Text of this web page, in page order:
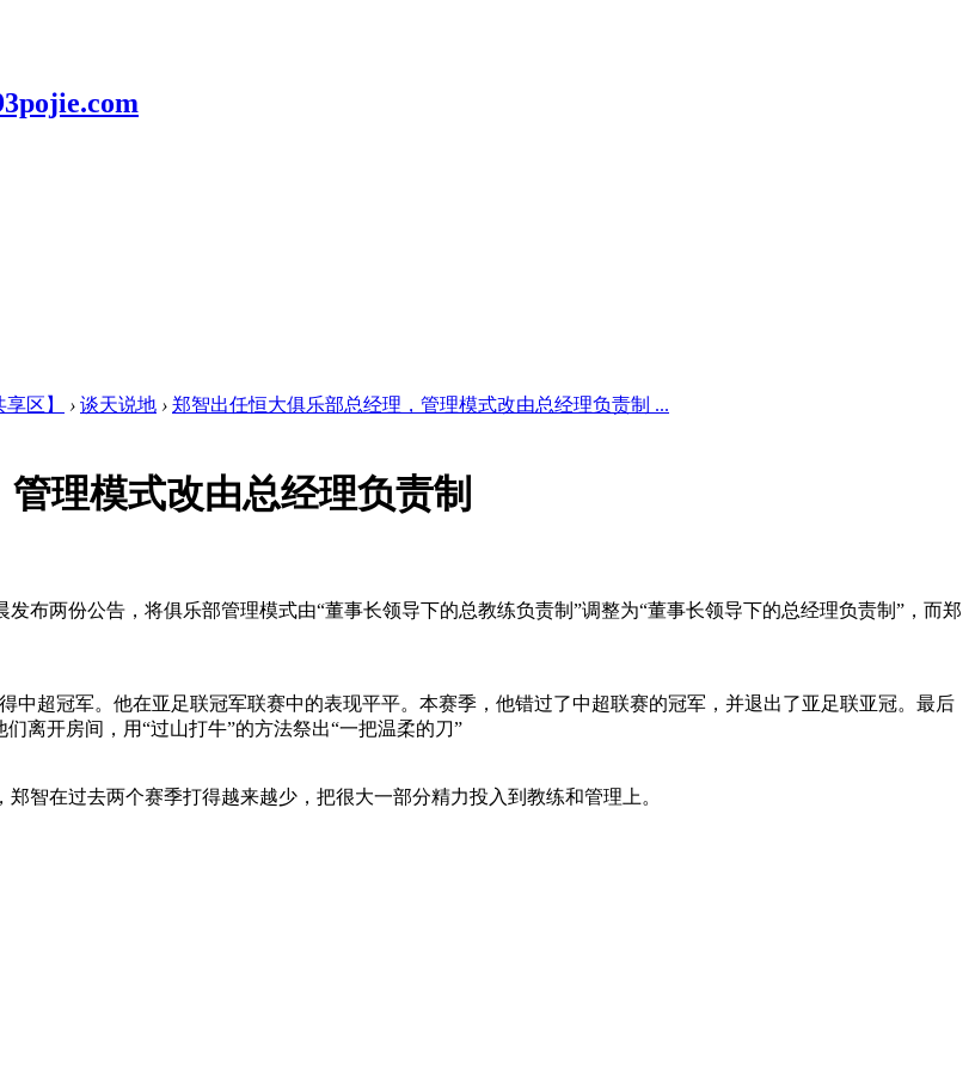
享区】 › 谈天说地 › 郑智出任恒大俱乐部总经理，管理模式改由总经理负责制 ...
理模式改由总经理负责制
布两份公告，将俱乐部管理模式由“董事长领导下的总教练负责制”调整为“董事长领导下的总经理负责制”，而郑
中超冠军。他在亚足联冠军联赛中的表现平平。本赛季，他错过了中超联赛的冠军，并退出了亚足联亚冠。最后
离开房间，用“过山打牛”的方法祭出“一把温柔的刀”
智在过去两个赛季打得越来越少，把很大一部分精力投入到教练和管理上。